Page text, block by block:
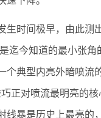
生时间极早，由此测
迄今知道的最小张角
个典型内亮外暗喷流
正对喷流最明亮的
线暴是历史上最亮的